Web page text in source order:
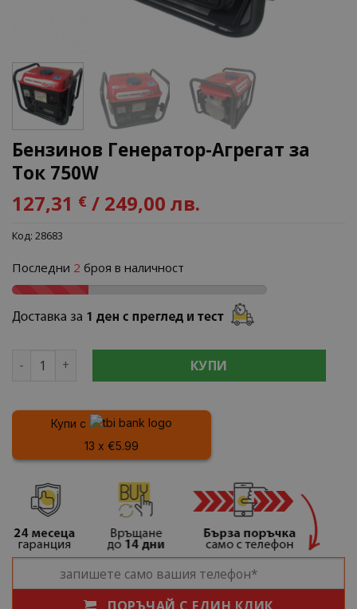
Бензинов Генератор-Агрегат за
Ток 750W
127,31 € / 249,00 лв.
Код: 28683
Последни 2 броя в наличност
количество за Бензинов Генератор-Агрегат за Ток
КУПИ
Купи с
13 x €5.99